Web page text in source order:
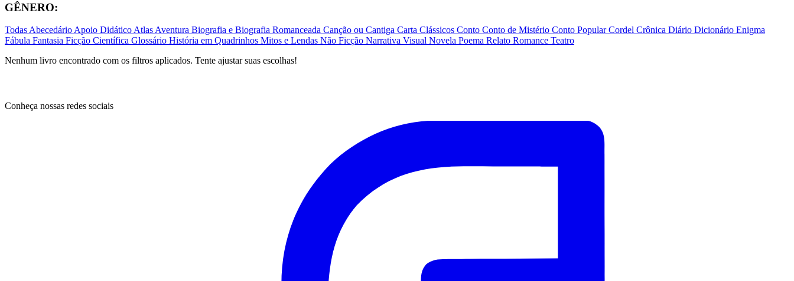
GÊNERO:
TodasAbecedárioApoio DidáticoAtlasAventura Biografia e Biografia Romanceada Canção ou Cantiga Carta Clássicos Conto Conto de Mistério Conto PopularCordel Crônica Diário Dicionário Enigma
Fábula Fantasia Ficção Científica Glossário História em Quadrinhos Mitos e Lendas Não Ficção Narrativa Visual Novela Poema Relato Romance Teatro
Nenhum livro encontrado com os filtros aplicados. Tente ajustar suas escolhas!
Conheça nossas redes sociais